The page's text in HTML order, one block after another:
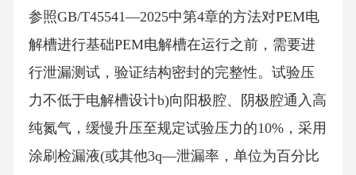
参照GB/T45541—2025中第4章的方法对PEM电
解槽进行基础PEM电解槽在运行之前，需要进
行泄漏测试，验证结构密封的完整性。试验压
力不低于电解槽设计b)向阳极腔、阴极腔通入高
纯氮气，缓慢升压至规定试验压力的10%，采用
涂刷检漏液(或其他3q—泄漏率，单位为百分比